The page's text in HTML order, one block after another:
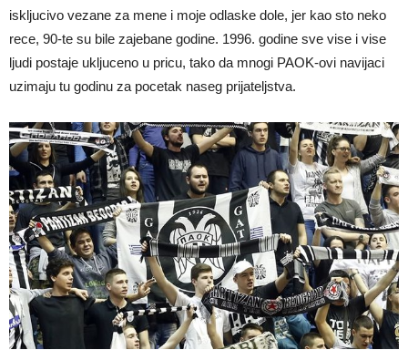
iskljucivo vezane za mene i moje odlaske dole, jer kao sto neko
rece, 90-te su bile zajebane godine. 1996. godine sve vise i vise
ljudi postaje ukljuceno u pricu, tako da mnogi PAOK-ovi navijaci
uzimaju tu godinu za pocetak naseg prijateljstva.